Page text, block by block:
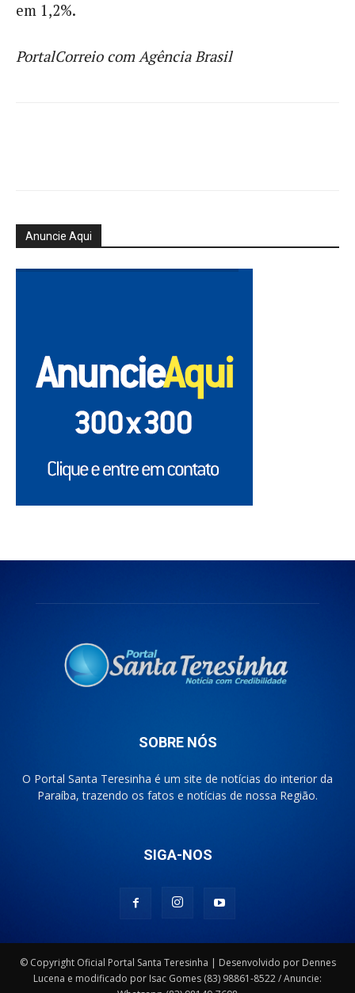
em 1,2%.
PortalCorreio com Agência Brasil
Anuncie Aqui
SOBRE NÓS
O Portal Santa Teresinha é um site de notícias do interior da
Paraíba, trazendo os fatos e notícias de nossa Região.
SIGA-NOS
© Copyright Oficial Portal Santa Teresinha | Desenvolvido por Dennes
Lucena e modificado por Isac Gomes (83) 98861-8522 / Anuncie: